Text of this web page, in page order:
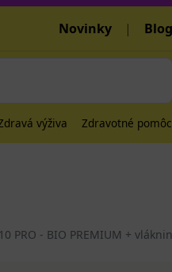
Novinky | Blog
výživa Zdravotné
PRO - BIO PREMIUM +